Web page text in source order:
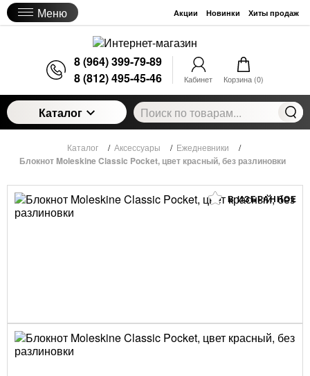
Меню Акции Новинки Хиты продаж
8 (964) 399-79-89
8 (812) 495-45-46
Кабинет Корзина (0)
Каталог
Каталог / Аксессуары / Ежедневники /
Блокнот Moleskine Classic Pocket, цвет красный, без разлиновки
В ИЗБРАННОЕ